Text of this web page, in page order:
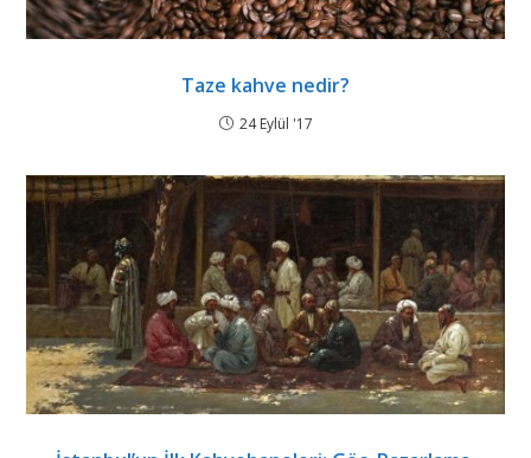
Taze kahve nedir?
24 Eylül '17